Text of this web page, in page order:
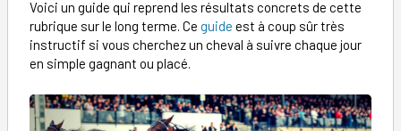
Voici un guide qui reprend les résultats concrets de cette
rubrique sur le long terme. Ce guide est à coup sûr très
instructif si vous cherchez un cheval à suivre chaque jour
en simple gagnant ou placé.